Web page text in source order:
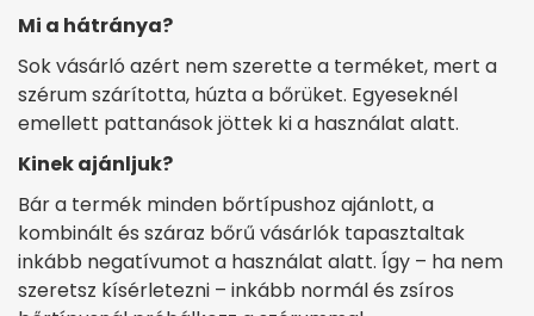
Mi a hátránya?
Sok vásárló azért nem szerette a terméket, mert a
szérum szárította, húzta a bőrüket. Egyeseknél
emellett pattanások jöttek ki a használat alatt.
Kinek ajánljuk?
Bár a termék minden bőrtípushoz ajánlott, a
kombinált és száraz bőrű vásárlók tapasztaltak
inkább negatívumot a használat alatt. Így – ha nem
szeretsz kísérletezni – inkább normál és zsíros